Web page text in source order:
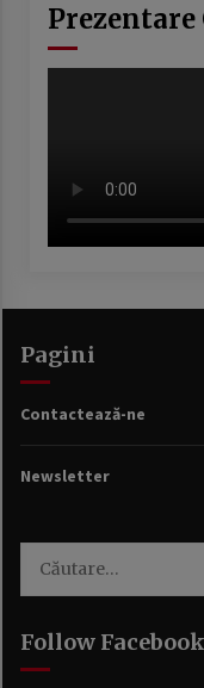
Prezentare
Pagini
Contactează-ne
Newsletter
după:
Follow